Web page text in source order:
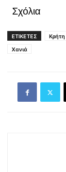
Σχόλια
ΕΤΙΚΕΤΕΣ Κρήτη
Χανιά